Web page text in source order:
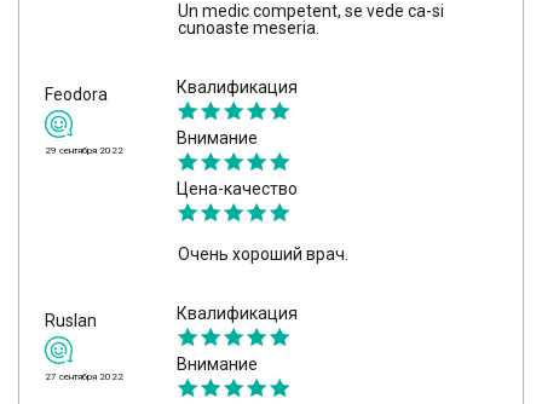
Un medic competent, se vede ca-si
cunoaste meseria.
Feodora
29 сентября 2022
Квалификация
Внимание
Цена-качество
Очень хороший врач.
Ruslan
27 сентября 2022
Квалификация
Внимание